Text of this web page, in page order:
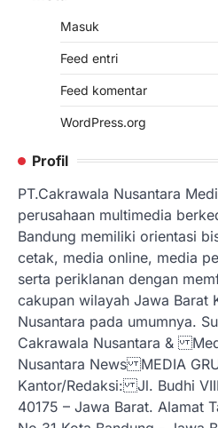
Masuk
Feed entri
Feed komentar
WordPress.org
Profil
PT.Cakrawala Nusantara
perusahaan multimedia
Bandung memiliki orientasi
cetak, media online, media
serta periklanan dengan
cakupan wilayah Jawa Barat
Nusantara pada umumnya.
Cakrawala Nusantara &
Nusantara News MEDIA
Kantor/Redaksi: Jl. Budhi
40175 – Jawa Barat. Alamat